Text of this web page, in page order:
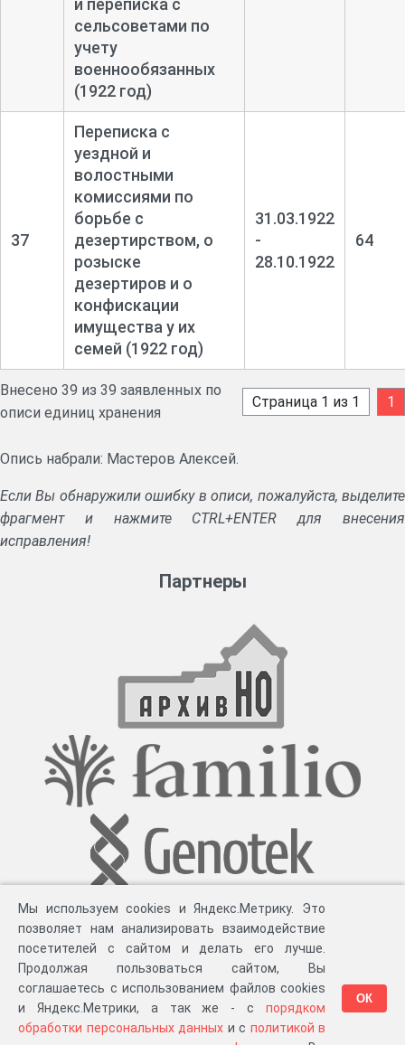
и переписка с
сельсоветами по
учету
военнообязанных
(1922 год)
37
Переписка с
уездной и
волостными
комиссиями по
борьбе с
дезертирством, о
розыске
дезертиров и о
конфискации
имущества у их
семей (1922 год)
31.03.1922
-
28.10.1922
64
Внесено 39 из 39 заявленных по
описи единиц хранения
Страница 1 из 1 1
Опись набрали: Мастеров Алексей.
Если Вы обнаружили ошибку в описи, пожалуйста, выделите
фрагмент и нажмите CTRL+ENTER для внесения
исправления!
Партнеры
Разработка компании «Великіе предки», 2023-2026 гг. Блог.Суть проекта
Мы используем cookies и Яндекс.Метрику. Это
позволяет нам анализировать взаимодействие
посетителей с сайтом и делать его лучше.
Продолжая пользоваться сайтом, Вы
соглашаетесь с использованием файлов cookies
и Яндекс.Метрики, а так же - с порядком
обработки персональных данных и с политикой в
ОК